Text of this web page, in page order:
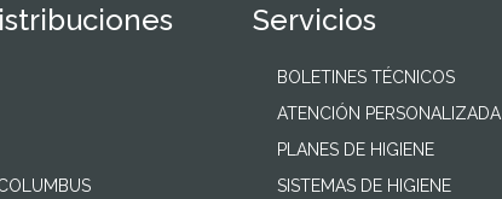
Servicios
BOLETINES TÉCNICOS
ATENCIÓN PERSONALIZADA
PLANES DE HIGIENE
SISTEMAS DE HIGIENE